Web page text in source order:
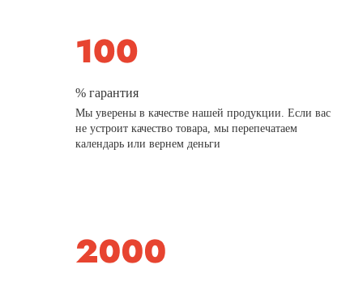
% гарантия
Мы уверены в качестве нашей продукции. Если вас
не устроит качество товара, мы перепечатаем
календарь или вернем деньги